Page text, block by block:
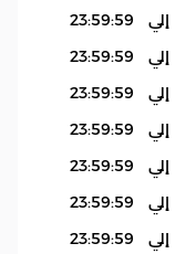
إلي
23:59:59
إلي
23:59:59
إلي
23:59:59
إلي
23:59:59
إلي
23:59:59
إلي
23:59:59
إلي 23:59:59